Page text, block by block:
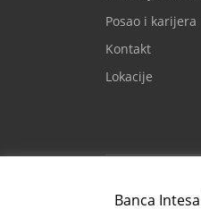
Banca
Posao i karijera
Kontakt
Lokacije